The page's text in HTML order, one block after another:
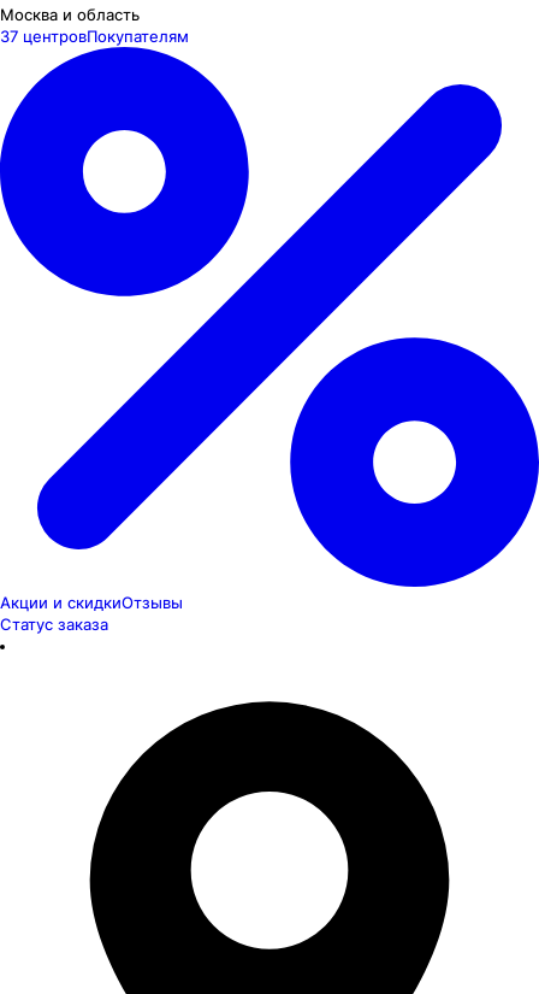
Москва и область
37 центровПокупателям
Акции и скидкиОтзывы
Статус заказа